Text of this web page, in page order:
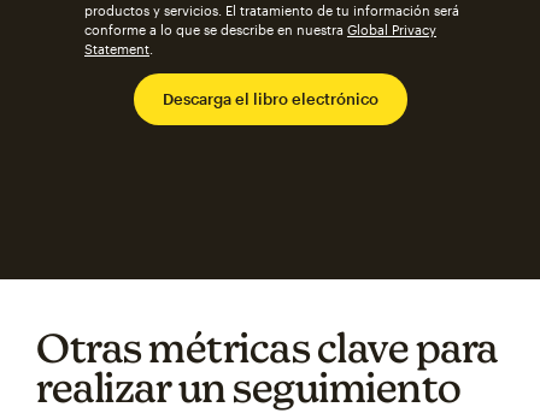
productos y servicios. El tratamiento de tu información será
conforme a lo que se describe en nuestra Global Privacy
Statement
Otras métricas clave para
realizar un seguimiento